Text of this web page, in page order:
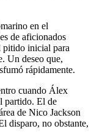
en el
de aficionados
pitido inicial para
Un deseo que,
rápidamente.
cuando Álex
partido. El de
de Nico Jackson
disparo, no obstante,